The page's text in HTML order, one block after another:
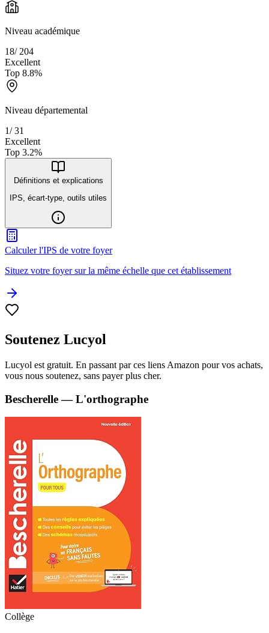
Niveau académique
18/ 204
Excellent
Top 8.8%
Niveau départemental
1/31
Excellent
Top 3.2%
Définitions et explications
IPS, écart-type, outils utiles
Calculer l'IPS de votre foyer
Situez votre foyer sur la même échelle que cet établissement
Soutenez Lucyol
Lucyol est gratuit. En passant par ces liens Amazon pour vos achats,
vous nous soutenez, sans payer plus cher.
Bescherelle — L'orthographe
Collège